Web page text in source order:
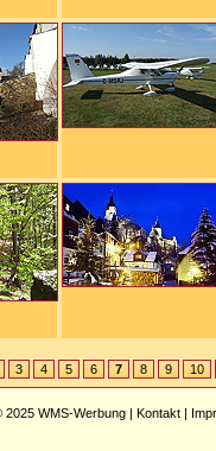
3 4 5 6 7 8 9 10
2025 WMS-Werbung | Kontakt |